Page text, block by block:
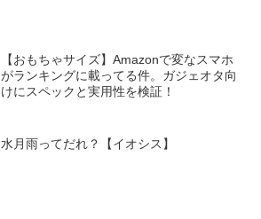
【おもちゃサイズ】Amazonで変なスマホ
がランキングに載ってる件。ガジェオタ向
けにスペックと実用性を検証！
水月雨ってだれ？【イオシス】